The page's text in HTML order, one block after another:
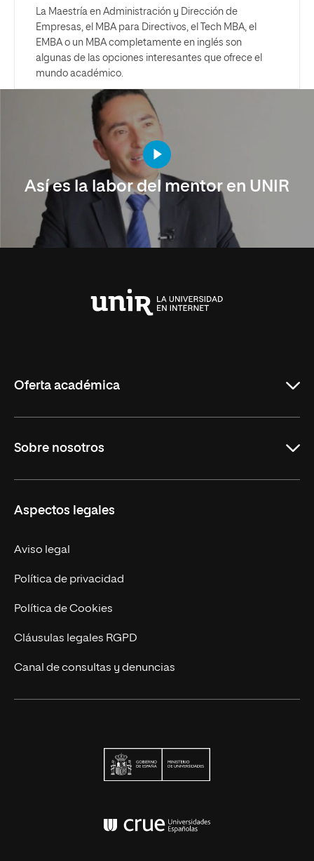
La Maestría en Administración y Dirección de
Empresas, el MBA para Directivos, el Tech MBA, el
EMBA o un MBA completamente en inglés son
algunas de las opciones interesantes que ofrece el
mundo académico.
Así es la labor del mentor en UNIR
Oferta académica
Maestrías
Educación Continuada
Sobre nosotros
Trabaja en UNIR
Actualidad
Contacto
Aspectos legales
Aviso legal
Política de privacidad
Política de Cookies
Cláusulas legales RGPD
Canal de consultas y denuncias
Conferencia de